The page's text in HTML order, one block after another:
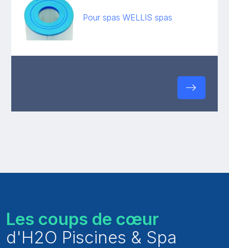
Pour spas WELLIS spas
Les coups de cœur
d'H2O Piscines & Spa